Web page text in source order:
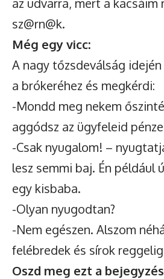
sz@rn@k.
Még egy vicc:
A nagy tőzsdeválság
a brókeréhez és megkérdi:
-Mondd meg nekem
aggódsz az ügyfeleid
-Csak nyugalom! –
lesz semmi baj. Én például
egy kisbaba.
-Olyan nyugodtan?
-Nem egészen. Alszom
felébredek és sírok
Oszd meg ezt a